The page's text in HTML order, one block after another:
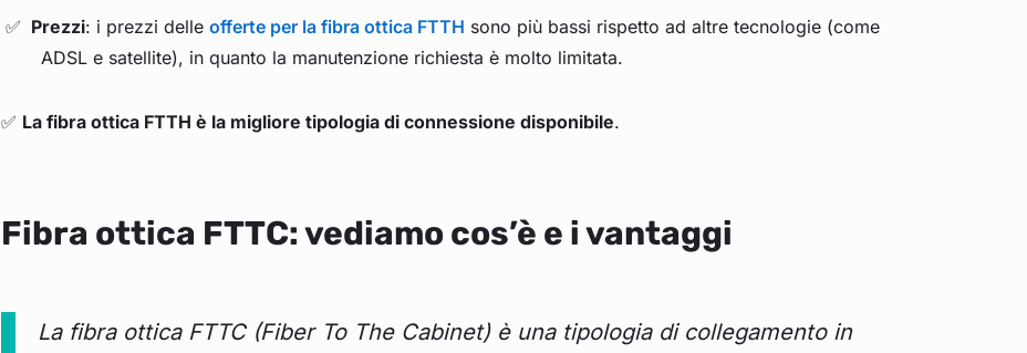
Prezzi: i prezzi delleofferte per la fibra ottica FTTH sono più bassi rispetto ad altre tecnologie (come
ADSL e satellite), in quanto la manutenzione richiesta è molto limitata.
✅ La fibra ottica FTTH è la migliore tipologia di connessione disponibile.
Fibra ottica FTTC: vediamo cos’è e i vantaggi
La fibra ottica FTTC (Fiber To The Cabinet) è una tipologia di collegamento in